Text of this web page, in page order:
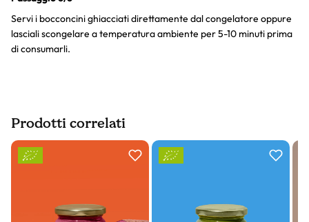
Servi i bocconcini ghiacciati direttamente dal congelatore oppure
lasciali scongelare a temperatura ambiente per 5-10 minuti prima
di consumarli.
Prodotti correlati
Slider prodotto